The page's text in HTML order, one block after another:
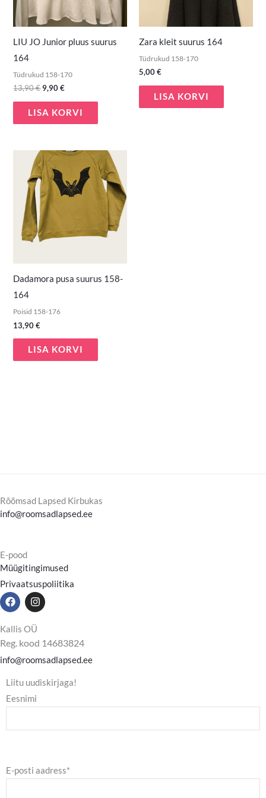
LIU JO Junior pluus suurus
164
Tüdrukud 158-170
13,90€ 9,90€
LISA KORVI
Zara kleit suurus 164
Tüdrukud 158-170
5,00€
LISA KORVI
Dadamora pusa suurus 158-
164
Poisid 158-176
13,90€
LISA KORVI
Rõõmsad Lapsed Kirbukas
info@roomsadlapsed.ee
E-pood
Müügitingimused
Privaatsuspoliitika
F
a
c
e
b
o
o
k
I
n
s
t
a
g
r
a
m
Kallis OÜ
Reg. kood 14683824
info@roomsadlapsed.ee
Liitu uudiskirjaga!
Eesnimi
E-posti aadress*